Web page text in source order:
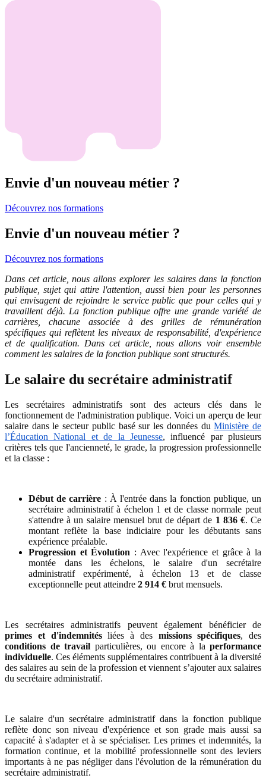
Envie d'un nouveau métier ?
Découvrez nos formations
Envie d'un nouveau métier ?
Découvrez nos formations
Dans cet article, nous allons explorer les salaires dans la fonction
publique, sujet qui attire l'attention, aussi bien pour les personnes
qui envisagent de rejoindre le service public que pour celles qui y
travaillent déjà. La fonction publique offre une grande variété de
carrières, chacune associée à des grilles de rémunération
spécifiques qui reflètent les niveaux de responsabilité, d'expérience
et de qualification. Dans cet article, nous allons voir ensemble
comment les salaires de la fonction publique sont structurés.
Le salaire du secrétaire administratif
Les secrétaires administratifs sont des acteurs clés dans le
fonctionnement de l'administration publique. Voici un aperçu de leur
salaire dans le secteur public basé sur les données duMinistère de
l’Éducation National et de la Jeunesse, influencé par plusieurs
critères tels que l'ancienneté, le grade, la progression professionnelle
et la classe :
Début de carrière : À l'entrée dans la fonction publique, un
secrétaire administratif à échelon 1 et de classe normale peut
s'attendre à un salaire mensuel brut de départ de 1 836 €. Ce
montant reflète la base indiciaire pour les débutants sans
expérience préalable.
Progression et Évolution : Avec l'expérience et grâce à la
montée dans les échelons, le salaire d'un secrétaire
administratif expérimenté, à échelon 13 et de classe
exceptionnelle peut atteindre 2 914 € brut mensuels.
Les secrétaires administratifs peuvent également bénéficier de
primes et d'indemnitésliées à des missions spécifiques, des
conditions de travail particulières, ou encore à la performance
individuelle. Ces éléments supplémentaires contribuent à la diversité
des salaires au sein de la profession et viennent s’ajouter aux salaires
du secrétaire administratif.
Le salaire d'un secrétaire administratif dans la fonction publique
reflète donc son niveau d'expérience et son grade mais aussi sa
capacité à s'adapter et à se spécialiser. Les primes et indemnités, la
formation continue, et la mobilité professionnelle sont des leviers
importants à ne pas négliger dans l'évolution de la rémunération du
secrétaire administratif.